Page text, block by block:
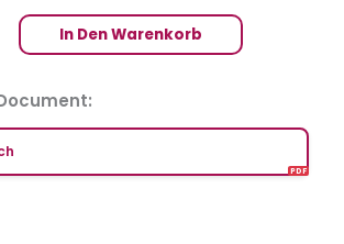
In Den Warenkorb